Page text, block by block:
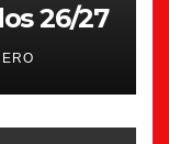
26/27